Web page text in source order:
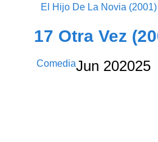
El Hijo De La Novia (2001)
17 Otra Vez
ComediaJun 202025